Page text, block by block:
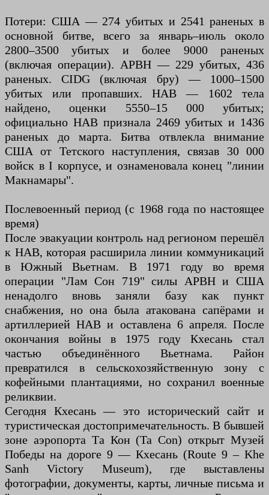
Потери: США — 274 убитых и 2541 раненых в
основной битве, всего за январь–июль около
2800–3500 убитых и более 9000 раненых
(включая операции). АРВН — 229 убитых, 436
раненых. CIDG (включая бру) — 1000–1500
убитых или пропавших. НАВ — 1602 тела
найдено, оценки 5550–15 000 убитых;
официально НАВ признала 2469 убитых и 1436
раненых до марта. Битва отвлекла внимание
США от Тетского наступления, связав 30 000
войск в I корпусе, и ознаменовала конец "линии
Макнамары".
Послевоенный период (с 1968 года по настоящее
время)
После эвакуации контроль над регионом перешёл
к НАВ, которая расширила линии коммуникаций
в Южный Вьетнам. В 1971 году во время
операции "Лам Сон 719" силы АРВН и США
ненадолго вновь заняли базу как пункт
снабжения, но она была атакована сапёрами и
артиллерией НАВ и оставлена 6 апреля. После
окончания войны в 1975 году Кхесань стал
частью объединённого Вьетнама. Район
превратился в сельскохозяйственную зону с
кофейными плантациями, но сохранил военные
реликвии.
Сегодня Кхесань — это исторический сайт и
туристическая достопримечательность. В бывшей
зоне аэропорта Та Кон (Ta Con) открыт Музей
Победы на дороге 9 — Кхесань (Route 9 – Khe
Sanh Victory Museum), где выставлены
фотографии, документы, карты, личные письма и